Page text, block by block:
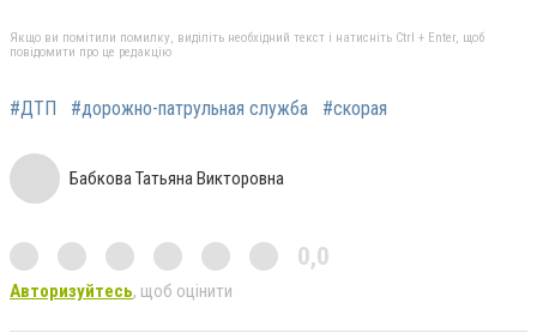
Якщо ви помітили помилку, виділіть необхідний текст і натисніть Ctrl + Enter, щоб
повідомити про це редакцію
#ДТП #дорожно-патрульная служба #скорая
Бабкова Татьяна Викторовна
0,0
Авторизуйтесь, щоб оцінити